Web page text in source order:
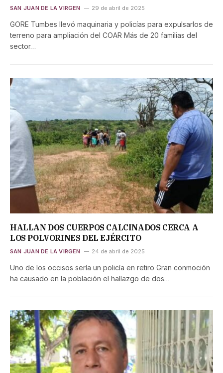
SAN JUAN DE LA VIRGEN 29 de abril de 2025
GORE Tumbes llevó maquinaria y policías para expulsarlos de
terreno para ampliación del COAR Más de 20 familias del
sector…
HALLAN DOS CUERPOS CALCINADOS CERCA A
LOS POLVORINES DEL EJÉRCITO
SAN JUAN DE LA VIRGEN 24 de abril de 2025
Uno de los occisos sería un policía en retiro Gran conmoción
ha causado en la población el hallazgo de dos…